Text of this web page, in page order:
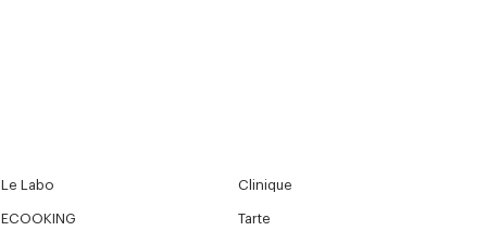
Le Labo Clinique
ECOOKING Tarte